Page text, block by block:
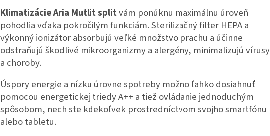
Klimatizácie Aria Mutlit splitvám ponúknu maximálnu úroveň
pohodlia vďaka pokročilým funkciám. Sterilizačný filter HEPA a
výkonný ionizátor absorbujú veľké množstvo prachu a účinne
odstraňujú škodlivé mikroorganizmy a alergény, minimalizujú vírusy
a choroby.
Úspory energie a nízku úrovne spotreby možno ľahko dosiahnuť
pomocou energetickej triedy A++ a tiež ovládanie jednoduchým
spôsobom, nech ste kdekoľvek prostredníctvom svojho smartfónu
alebo tabletu.